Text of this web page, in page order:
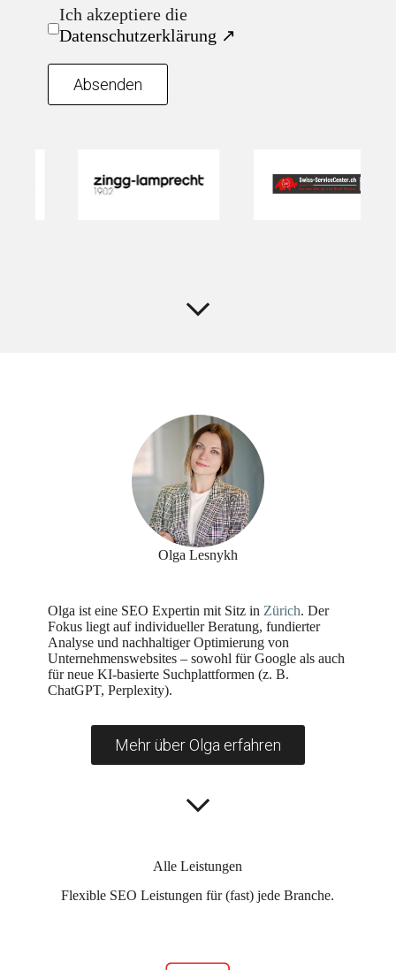
Ich akzeptiere die
Datenschutzerklärung ↗
Olga Lesnykh
Olga ist eine SEO Expertin mit Sitz in Zürich. Der
Fokus liegt auf individueller Beratung, fundierter
Analyse und nachhaltiger Optimierung von
Unternehmenswebsites – sowohl für Google als auch
für neue KI-basierte Suchplattformen (z. B.
ChatGPT, Perplexity).
Mehr über Olga erfahren
Alle Leistungen
Flexible SEO Leistungen für (fast) jede Branche.